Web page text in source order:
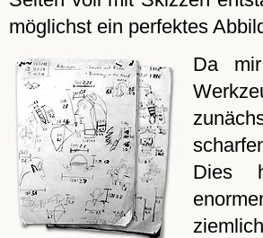
möglichst ein perfektes
Da
Dies